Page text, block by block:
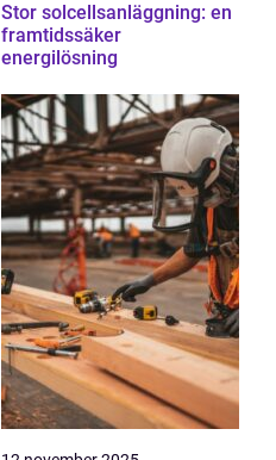
Stor solcellsanläggning: en
framtidssäker
energilösning